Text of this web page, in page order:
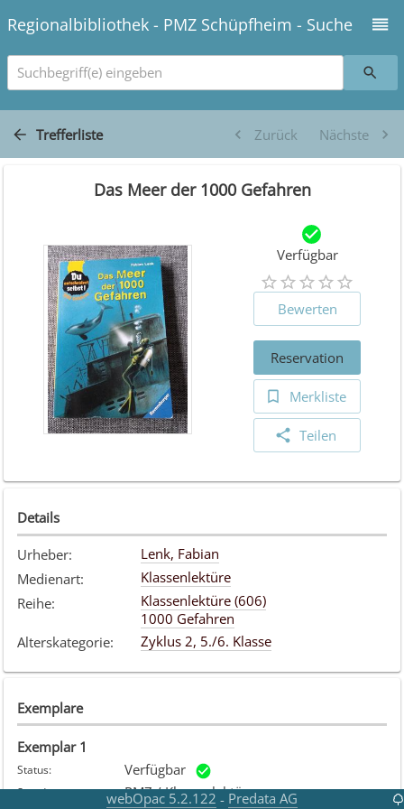
Regionalbibliothek - PMZ Schüpfheim - Suche
Suchbegriff(e) eingeben
Trefferliste Zurück Nächste
Das Meer der 1000 Gefahren
Verfügbar
Bewerten
Reservation
Merkliste
Teilen
Details
Urheber:
Lenk, Fabian
Medienart:
Klassenlektüre
Reihe:
Klassenlektüre (606)
1000 Gefahren
Alterskategorie: Zyklus 2, 5./6. Klasse
Exemplare
Exemplar 1
Status: Verfügbar
Standort: PMZ / Klassenlektüren
webOpac 5.2.122 - Predata AG